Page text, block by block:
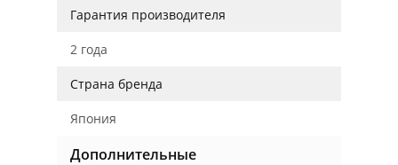
Гарантия производителя
2 года
Страна бренда
Япония
Дополнительные